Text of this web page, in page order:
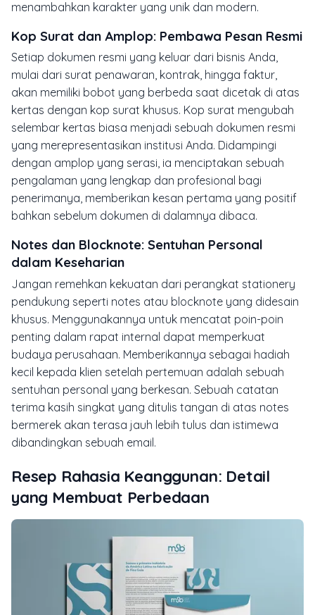
menambahkan karakter yang unik dan modern.
Kop Surat dan Amplop: Pembawa Pesan Resmi
Setiap dokumen resmi yang keluar dari bisnis Anda,
mulai dari surat penawaran, kontrak, hingga faktur,
akan memiliki bobot yang berbeda saat dicetak di atas
kertas dengan kop surat khusus. Kop surat mengubah
selembar kertas biasa menjadi sebuah dokumen resmi
yang merepresentasikan institusi Anda. Didampingi
dengan amplop yang serasi, ia menciptakan sebuah
pengalaman yang lengkap dan profesional bagi
penerimanya, memberikan kesan pertama yang positif
bahkan sebelum dokumen di dalamnya dibaca.
Notes dan Blocknote: Sentuhan Personal
dalam Keseharian
Jangan remehkan kekuatan dari perangkat stationery
pendukung seperti notes atau blocknote yang didesain
khusus. Menggunakannya untuk mencatat poin-poin
penting dalam rapat internal dapat memperkuat
budaya perusahaan. Memberikannya sebagai hadiah
kecil kepada klien setelah pertemuan adalah sebuah
sentuhan personal yang berkesan. Sebuah catatan
terima kasih singkat yang ditulis tangan di atas notes
bermerek akan terasa jauh lebih tulus dan istimewa
dibandingkan sebuah email.
Resep Rahasia Keanggunan: Detail
yang Membuat Perbedaan